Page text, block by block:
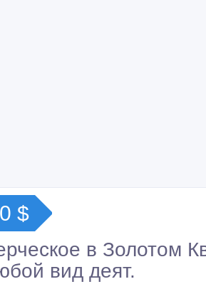
$
в Золотом
вид деят.